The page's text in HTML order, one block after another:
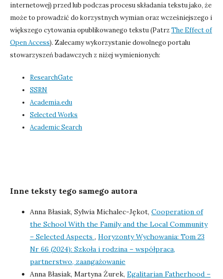
internetowej) przed lub podczas procesu składania tekstu jako, że
może to prowadzić do korzystnych wymian oraz wcześniejszego i
większego cytowania opublikowanego tekstu (Patrz The Effect of
Open Access). Zalecamy wykorzystanie dowolnego portalu
stowarzyszeń badawczych z niżej wymienionych:
ResearchGate
SSRN
Academia.edu
Selected Works
Academic Search
Inne teksty tego samego autora
Anna Błasiak, Sylwia Michalec-Jękot, Cooperation of
the School With the Family and the Local Community
– Selected Aspects , Horyzonty Wychowania: Tom 23
Nr 66 (2024): Szkoła i rodzina – współpraca,
partnerstwo, zaangażowanie
Anna Błasiak, Martyna Żurek, Egalitarian Fatherhood –